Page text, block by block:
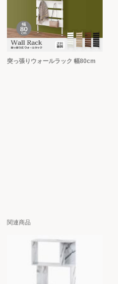
突っ張りウォールラック 幅80cm
関連商品